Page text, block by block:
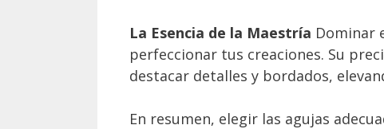
La Esencia de la Maestría Dominar
perfeccionar tus creaciones. Su
destacar detalles y bordados,
En resumen, elegir las agujas